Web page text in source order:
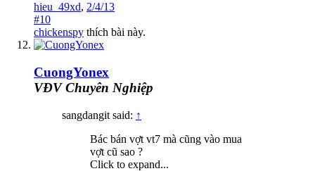
hieu_49xd, 2/4/13
#10
chickenspy thích bài này.
CuongYonex
VĐV Chuyên Nghiệp
sangdangit said: ↑
Bác bán vợt vt7 mà cũng vào mua
vợt cũ sao ?
Click to expand...